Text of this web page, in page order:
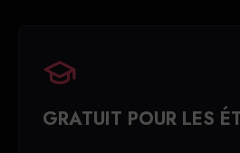
GRATUIT POUR LES